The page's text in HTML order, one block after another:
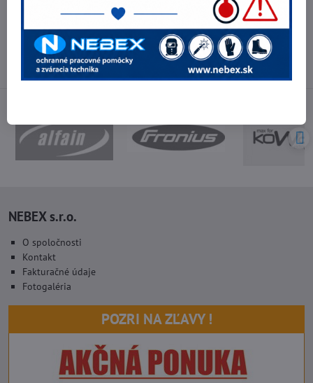
Otváracie hodiny
Pondelok - Piatok 8:00 - 16:00 hod.
(obed 11:30 - 12:30 hod.)
NEBEX s.r.o.
O spoločnosti
Kontakt
Fakturačné údaje
Fotogaléria
POZRI NA ZĽAVY !